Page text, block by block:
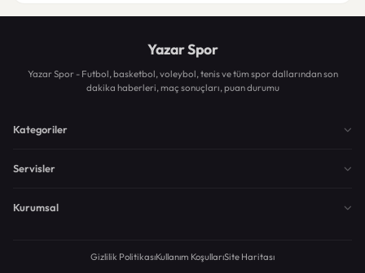
Yazar Spor
Yazar Spor - Futbol, basketbol, voleybol, tenis ve tüm spor dallarından son
dakika haberleri, maç sonuçları, puan durumu
Kategoriler
Servisler
Kurumsal
Gizlilik PolitikasıKullanım KoşullarıSite Haritası